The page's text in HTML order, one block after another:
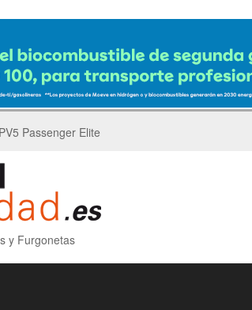
| Encuentro del Pegaso Troner
y Furgonetas